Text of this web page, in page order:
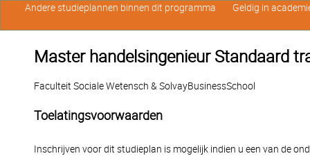
Master handelsingenieur Standaard
Faculteit Sociale Wetensch & SolvayBusinessSchool
Toelatingsvoorwaarden
Inschrijven voor dit studieplan is mogelijk indien u een van de
Andere studieplannen binnen dit programma Geldig in